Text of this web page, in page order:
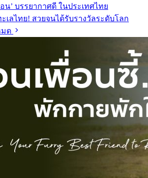
อน’ บรรยากาศดี ในประเทศไทย
เลไทย! สวยจนได้รับรางวัลระดับโลก
ด